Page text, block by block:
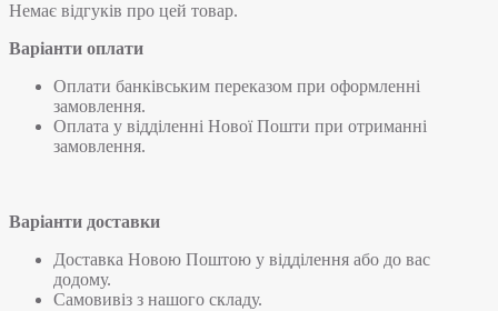
Немає відгуків про цей товар.
Варіанти оплати
Оплати банківським переказом при оформленні
замовлення.
Оплата у відділенні Нової Пошти при отриманні
замовлення.
Варіанти доставки
Доставка Новою Поштою у відділення або до вас
додому.
Самовивіз з нашого складу.